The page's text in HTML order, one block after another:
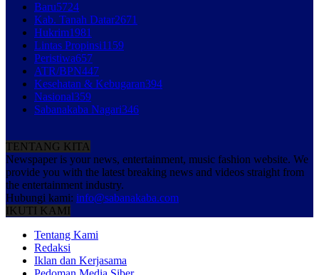
Baru5724
Kab. Tanah Datar2671
Hukrim1981
Lintas Propinsi1159
Peristiwa657
ATR/BPN447
Kesehatan & Kebugaran394
Nasional359
Sabanakaba Nagari346
TENTANG KITA
Newspaper is your news, entertainment, music fashion website. We
provide you with the latest breaking news and videos straight from
the entertainment industry.
Hubungi kami: info@sabanakaba.com
IKUTI KAMI
Tentang Kami
Redaksi
Iklan dan Kerjasama